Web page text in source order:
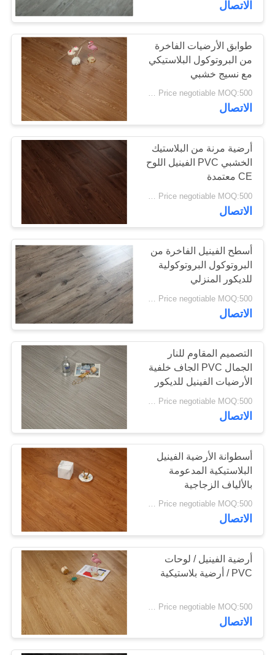
نظام النقر على
الفينيل أرضية
37
أرضية الفينيل
15
أرضيات الفينيل SPC
26
أرضيات الفينيل WPC
15
الاتصال
طوابق الأرضيات الفاخرة
من البروتوكول البلاستيكي
مع نسيج خشبي
Price negotiable MOQ:500 متر مربع
الاتصال
أرضية مرنة من البلاستيك
الخشبي PVC الفينيل اللوح
CE معتمدة
الاتصال
أسطح الفينيل الفاخرة من
البروتوكول البروتوكولية
للديكور المنزلي
Price negotiable MOQ:500 متر مربع
الاتصال
التصميم المقاوم للنار
الجمال PVC الجاف خلفية
الأرضيات الفينيل للديكور
السكني
Price negotiable MOQ:500 متر مربع
الاتصال
أسطوانة الأرضية الفينيل
البلاستيكية المدعومة
بالألياف الزجاجية
Price negotiable MOQ:500 متر مربع
الاتصال
أرضية الفينيل / لوحات
PVC / أرضية بلاستيكية
الاتصال